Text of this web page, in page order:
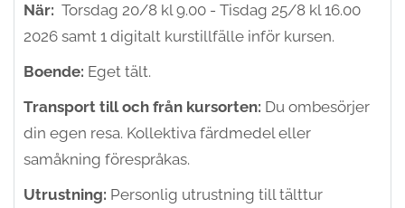
När: Torsdag 20/8 kl 9.00 - Tisdag 25/8 kl 16.00
2026 samt 1 digitalt kurstillfälle inför kursen.
Boende: Eget tält.
Transport till och från kursorten: Du ombesörjer
din egen resa. Kollektiva färdmedel eller
samåkning förespråkas.
Utrustning: Personlig utrustning till tälttur